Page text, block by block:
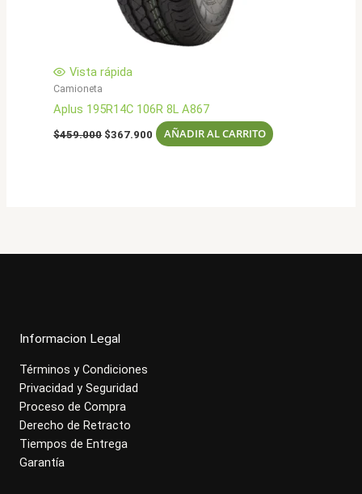
Vista rápida
Camioneta
Aplus 195R14C 106R 8L A867
$459.000 El
$367.900 El
precio
AÑADIR AL CARRITO
Informacion Legal
Términos y Condiciones
Privacidad y Seguridad
Proceso de Compra
Derecho de Retracto
Tiempos de Entrega
Garantía